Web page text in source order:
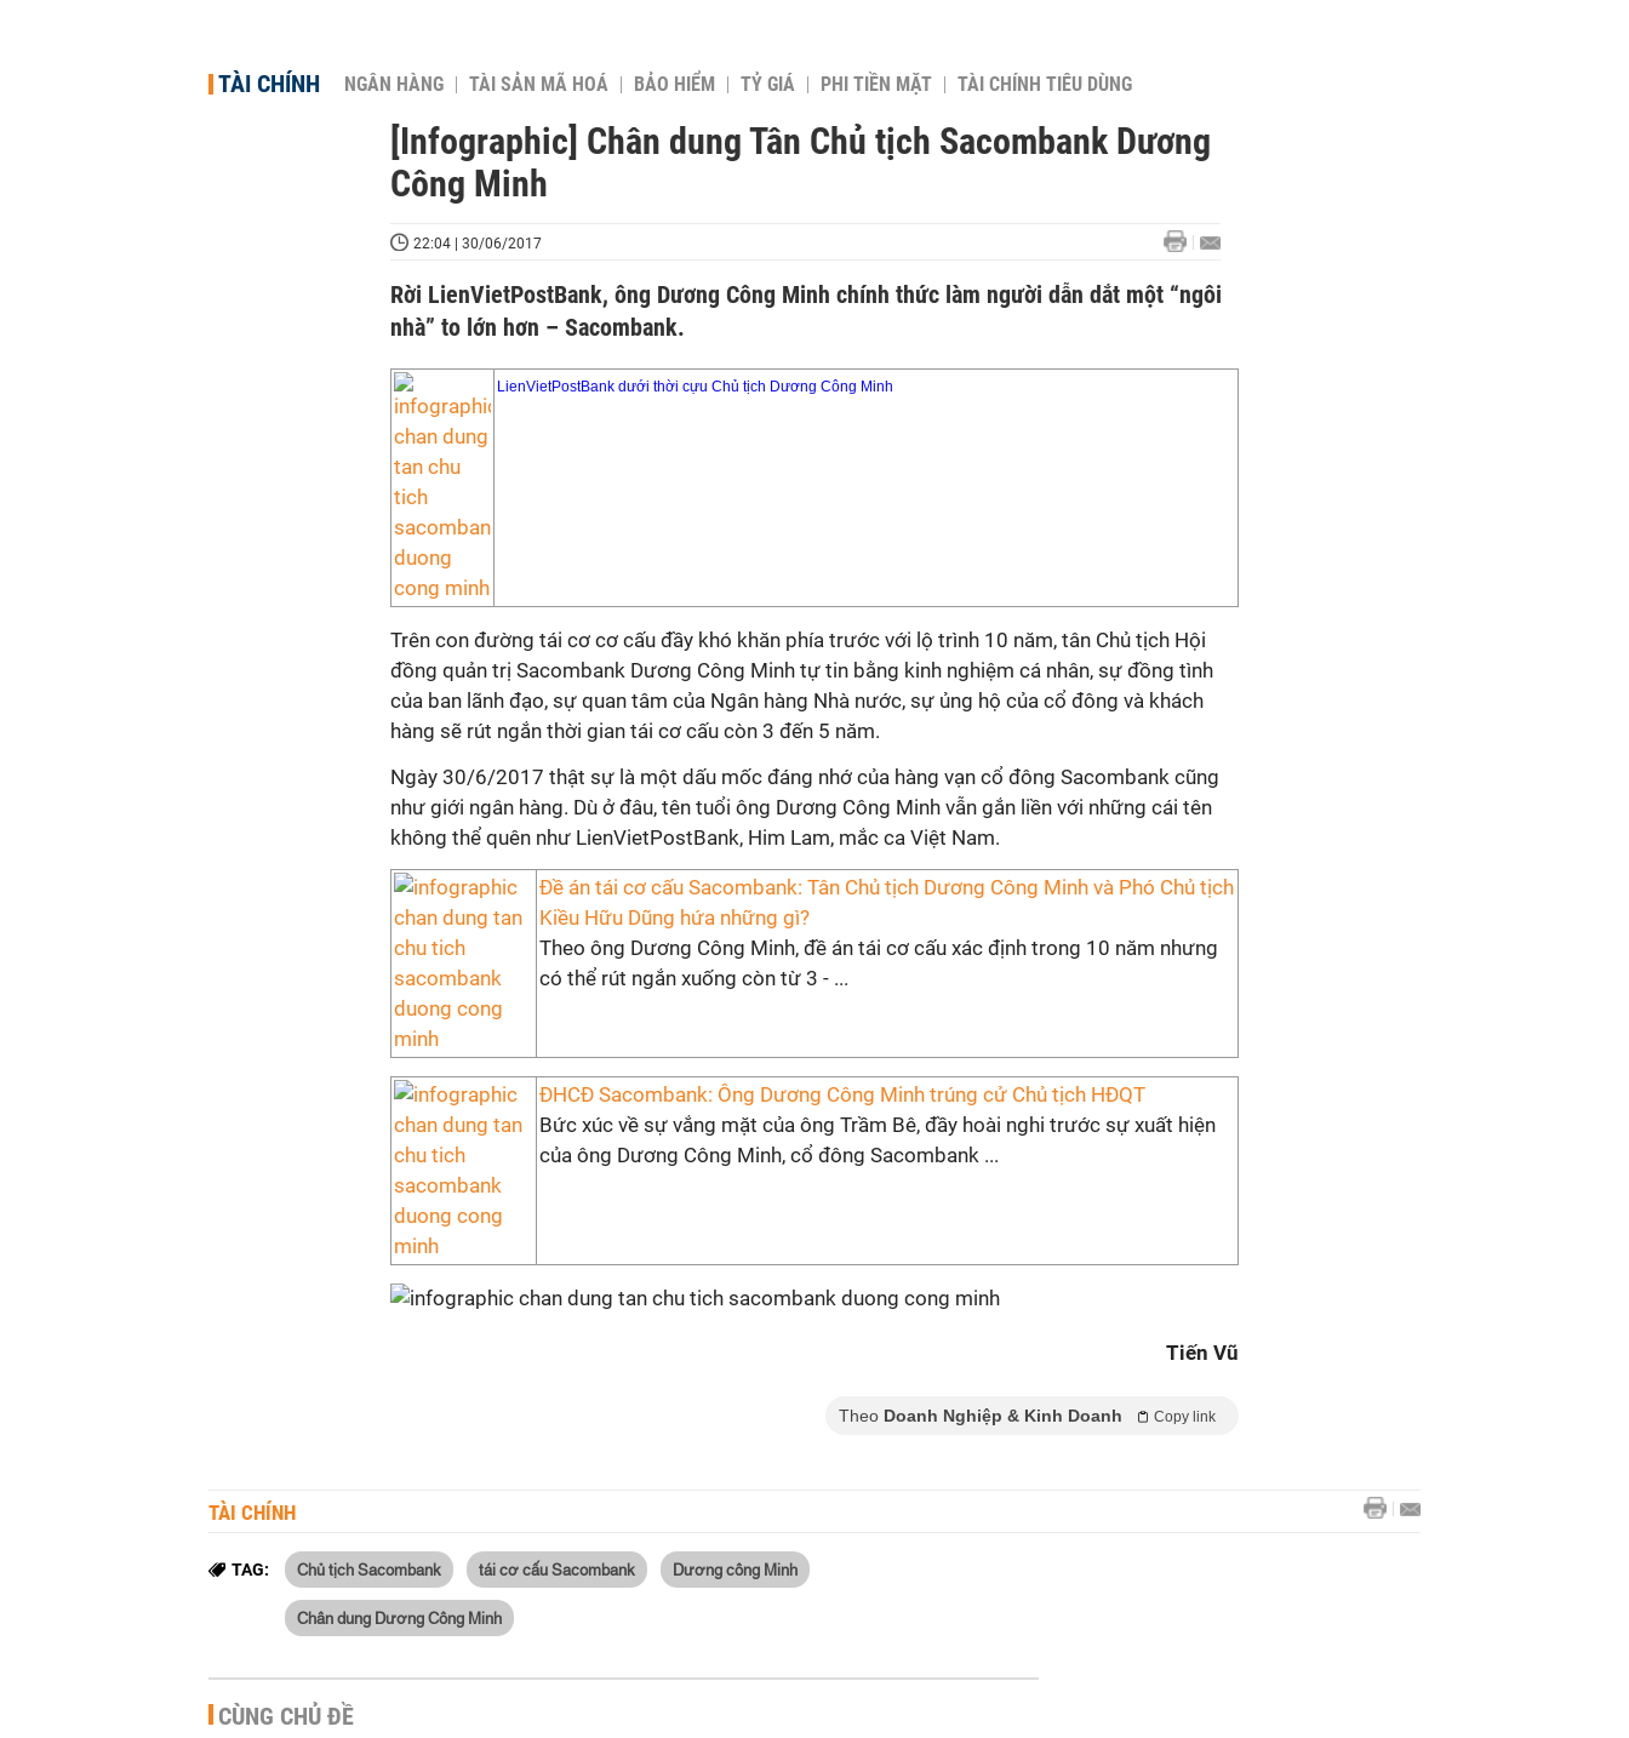
TÀI CHÍNH NGÂN HÀNG TÀI SẢN MÃ HOÁ BẢO HIỂM TỶ GIÁ PHI TIỀN MẶT TÀI CHÍNH TIÊU DÙNG
[Infographic] Chân dung Tân Chủ tịch Sacombank Dương
Công Minh
22:04 | 30/06/2017
Rời LienVietPostBank, ông Dương Công Minh chính thức làm người dẫn dắt một “ngôi
nhà” to lớn hơn – Sacombank.
LienVietPostBank dưới thời cựu Chủ tịch Dương Công Minh
Trên con đường tái cơ cơ cấu đầy khó khăn phía trước với lộ trình 10 năm, tân Chủ tịch Hội
đồng quản trị Sacombank Dương Công Minh tự tin bằng kinh nghiệm cá nhân, sự đồng tình
của ban lãnh đạo, sự quan tâm của Ngân hàng Nhà nước, sự ủng hộ của cổ đông và khách
hàng sẽ rút ngắn thời gian tái cơ cấu còn 3 đến 5 năm.
Ngày 30/6/2017 thật sự là một dấu mốc đáng nhớ của hàng vạn cổ đông Sacombank cũng
như giới ngân hàng. Dù ở đâu, tên tuổi ông Dương Công Minh vẫn gắn liền với những cái tên
không thể quên như LienVietPostBank, Him Lam, mắc ca Việt Nam.
Đề án tái cơ cấu Sacombank: Tân Chủ tịch Dương Công Minh và Phó Chủ tịch
Kiều Hữu Dũng hứa những gì?
Theo ông Dương Công Minh, đề án tái cơ cấu xác định trong 10 năm nhưng
có thể rút ngắn xuống còn từ 3 - ...
ĐHCĐ Sacombank: Ông Dương Công Minh trúng cử Chủ tịch HĐQT
Bức xúc về sự vắng mặt của ông Trầm Bê, đầy hoài nghi trước sự xuất hiện
của ông Dương Công Minh, cổ đông Sacombank ...
Tiến Vũ
Theo Doanh Nghiệp & Kinh Doanh Copy link
TÀI CHÍNH
TAG: Chủ tịch Sacombank tái cơ cấu Sacombank Dương công Minh
Chân dung Dương Công Minh
CÙNG CHỦ ĐỀ